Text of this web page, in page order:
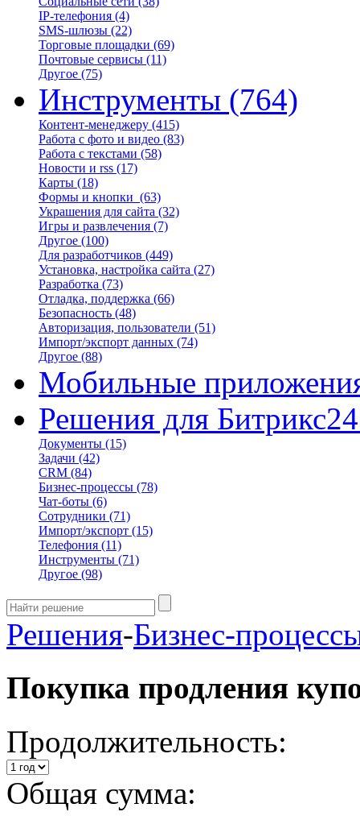
IP-телефония (4)
SMS-шлюзы (22)
Торговые площадки (69)
Почтовые сервисы (11)
Другое (75)
Инструменты (764)
Контент-менеджеру (415)
Работа с фото и видео (83)
Работа с текстами (58)
Новости и rss (17)
Карты (18)
Формы и кнопки (63)
Украшения для сайта (32)
Игры и развлечения (7)
Другое (100)
Для разработчиков (449)
Установка, настройка сайта (27)
Разработка (73)
Отладка, поддержка (66)
Безопасность (48)
Авторизация, пользователи (51)
Импорт/экспорт данных (74)
Другое (88)
Мобильные
Решения для Битрикс24
Документы (15)
Задачи (42)
CRM (84)
Бизнес-процессы (78)
Чат-боты (6)
Сотрудники (71)
Импорт/экспорт (15)
Телефония (11)
Инструменты (71)
Другое (98)
Решения-Бизнес-
Покупка продления
Продолжительность:
Общая сумма: